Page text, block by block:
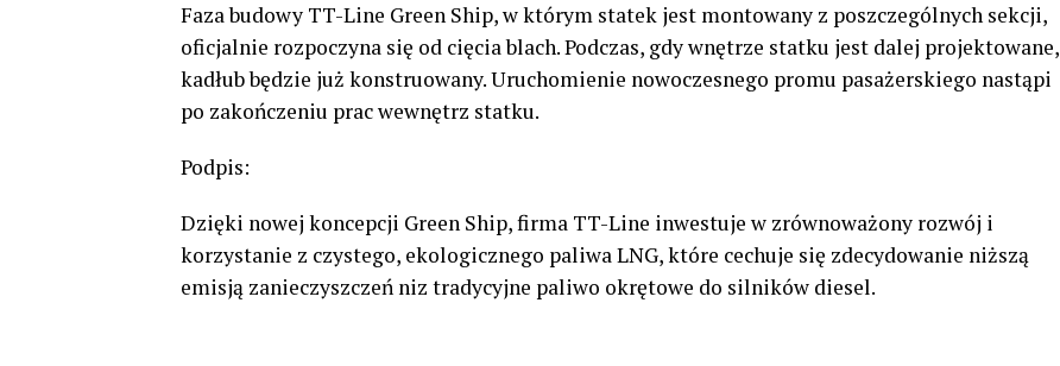
Faza budowy TT-Line Green Ship, w którym statek jest montowany z poszczególnych sekcji,
oficjalnie rozpoczyna się od cięcia blach. Podczas, gdy wnętrze statku jest dalej projektowane,
kadłub będzie już konstruowany. Uruchomienie nowoczesnego promu pasażerskiego nastąpi
po zakończeniu prac wewnętrz statku.
Podpis:
Dzięki nowej koncepcji Green Ship, firma TT-Line inwestuje w zrównoważony rozwój i
korzystanie z czystego, ekologicznego paliwa LNG, które cechuje się zdecydowanie niższą
emisją zanieczyszczeń niz tradycyjne paliwo okrętowe do silników diesel.